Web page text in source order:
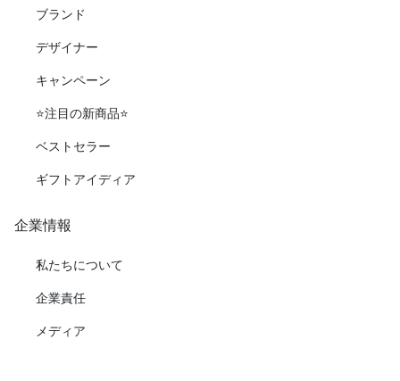
ブランド
デザイナー
キャンペーン
⭐️注目の新商品⭐️
ベストセラー
ギフトアイディア
企業情報
私たちについて
企業責任
メディア